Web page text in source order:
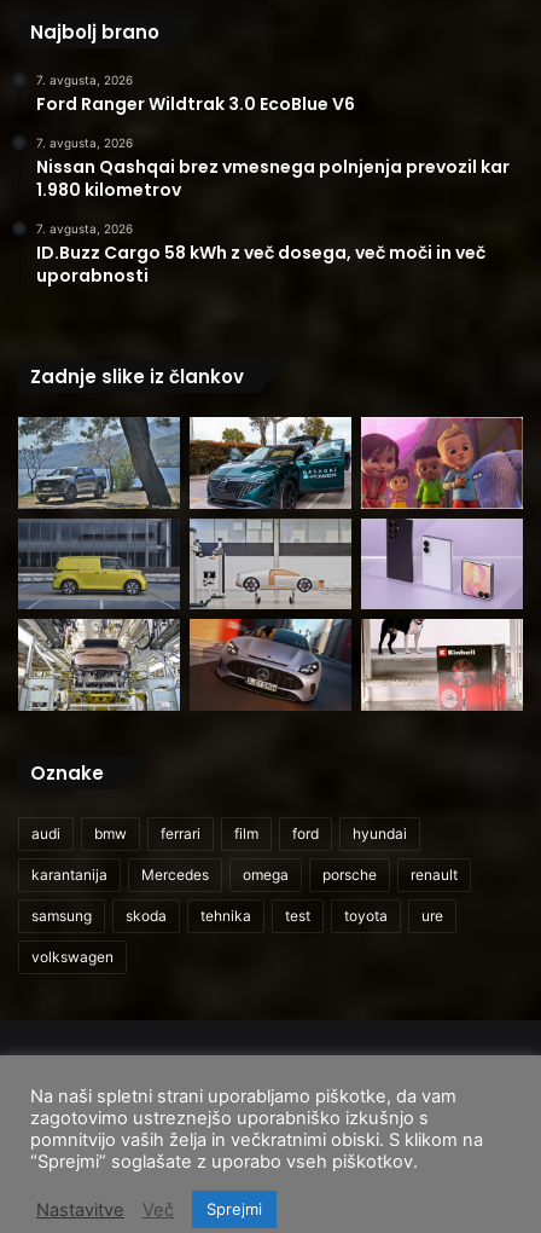
Najbolj brano
7. avgusta, 2026
Ford Ranger Wildtrak 3.0 EcoBlue V6
7. avgusta, 2026
Nissan Qashqai brez vmesnega polnjenja prevozil kar
1.980 kilometrov
7. avgusta, 2026
ID.Buzz Cargo 58 kWh z več dosega, več moči in več
uporabnosti
Zadnje slike iz člankov
Oznake
audi bmw ferrari film ford hyundai
karantanija Mercedes omega porsche renault
samsung skoda tehnika test toyota ure
volkswagen
Domov
O nas Cenik storitev Pogoji uporabe
FacebookInstagram
TikTok
Na naši spletni strani uporabljamo piškotke, da vam
zagotovimo ustreznejšo uporabniško izkušnjo s
pomnitvijo vaših želja in večkratnimi obiski. S klikom na
“Sprejmi” soglašate z uporabo vseh piškotkov.
Nastavitve Več Sprejmi